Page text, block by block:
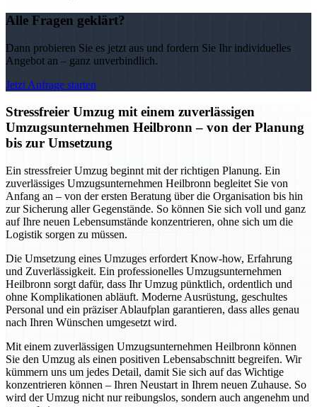
Alle Fragen geklärt?
Dann probieren Sie es jetzt aus und fordern Sie Ihr individuelles
Angebot an – ganz unverbindlich.
Jetzt Anfrage starten
Stressfreier Umzug mit einem zuverlässigen
Umzugsunternehmen Heilbronn – von der Planung
bis zur Umsetzung
Ein stressfreier Umzug beginnt mit der richtigen Planung. Ein
zuverlässiges Umzugsunternehmen Heilbronn begleitet Sie von
Anfang an – von der ersten Beratung über die Organisation bis hin
zur Sicherung aller Gegenstände. So können Sie sich voll und ganz
auf Ihre neuen Lebensumstände konzentrieren, ohne sich um die
Logistik sorgen zu müssen.
Die Umsetzung eines Umzuges erfordert Know-how, Erfahrung
und Zuverlässigkeit. Ein professionelles Umzugsunternehmen
Heilbronn sorgt dafür, dass Ihr Umzug pünktlich, ordentlich und
ohne Komplikationen abläuft. Moderne Ausrüstung, geschultes
Personal und ein präziser Ablaufplan garantieren, dass alles genau
nach Ihren Wünschen umgesetzt wird.
Mit einem zuverlässigen Umzugsunternehmen Heilbronn können
Sie den Umzug als einen positiven Lebensabschnitt begreifen. Wir
kümmern uns um jedes Detail, damit Sie sich auf das Wichtige
konzentrieren können – Ihren Neustart in Ihrem neuen Zuhause. So
wird der Umzug nicht nur reibungslos, sondern auch angenehm und